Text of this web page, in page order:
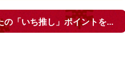
祝 .NET 6 GA！.NET 6 での開発 Tips や試してみたことなど、あなたの「いち推し」ポイントを教えてください【PR】日本マイクロソフト